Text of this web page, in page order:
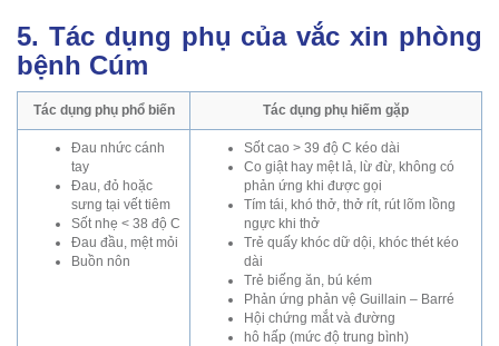
5. Tác dụng phụ của vắc xin phòng
bệnh Cúm
Tác dụng phụ phổ biến Tác dụng phụ hiếm gặp
Đau nhức cánh
tay
Đau, đỏ hoặc
sưng tại vết tiêm
Sốt nhẹ < 38 độ C
Đau đầu, mệt mỏi
Buồn nôn
Sốt cao > 39 độ C kéo dài
Co giật hay mệt lả, lừ đừ, không có
phản ứng khi được gọi
Tím tái, khó thở, thở rít, rút lõm lồng
ngực khi thở
Trẻ quấy khóc dữ dội, khóc thét kéo
dài
Trẻ biếng ăn, bú kém
Phản ứng phản vệ Guillain – Barré
Hội chứng mắt và đường
hô hấp (mức độ trung bình)